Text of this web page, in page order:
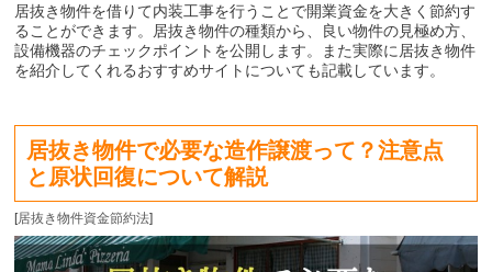
居抜き物件を借りて内装工事を行うことで開業資金を大きく節約す
ることができます。居抜き物件の種類から、良い物件の見極め方、
設備機器のチェックポイントを公開します。また実際に居抜き物件
を紹介してくれるおすすめサイトについても記載しています。
居抜き物件で必要な造作譲渡って？注意点
と原状回復について解説
[居抜き物件資金節約法]